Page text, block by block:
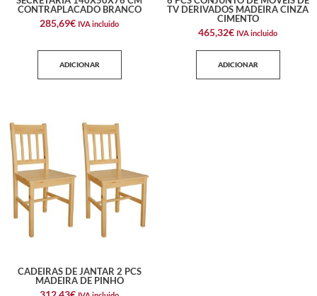
CONTRAPLACADO BRANCO
285,69€ IVA incluido
ADICIONAR
TV DERIVADOS MADEIRA CINZA
CIMENTO
465,32€ IVA incluido
ADICIONAR
CADEIRAS DE JANTAR 2 PCS
MADEIRA DE PINHO